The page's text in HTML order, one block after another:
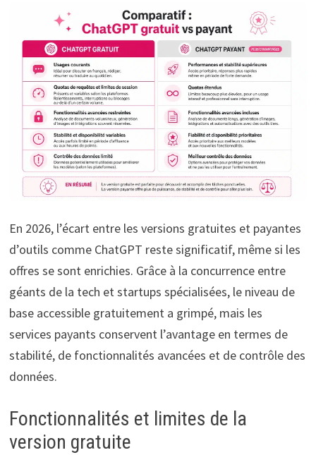
En 2026, l’écart entre les versions gratuites et payantes
d’outils comme ChatGPT reste significatif, même si les
offres se sont enrichies. Grâce à la concurrence entre
géants de la tech et startups spécialisées, le niveau de
base accessible gratuitement a grimpé, mais les
services payants conservent l’avantage en termes de
stabilité, de fonctionnalités avancées et de contrôle des
données.
Fonctionnalités et limites de la
version gratuite